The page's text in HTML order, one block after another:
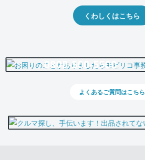
くわしくはこちら
0800-500-5500
よくあるご質問はこちら